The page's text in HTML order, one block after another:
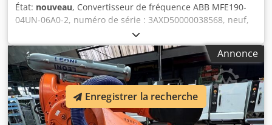
État: nouveau, Convertisseur de fréquence ABB MFE190-
04UN-06A0-2, numéro de série : 3AXD50000038568, neuf,
emballage d’origine ouvert, 100 % fonctionnel. Contenu de
la livraison conforme aux photos. Djdpfx Amszmlygs Rswa
Annonce
Enregistrer la recherche